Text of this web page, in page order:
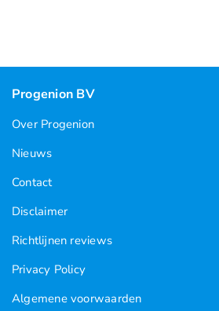
Progenion BV
Over Progenion
Nieuws
Contact
Disclaimer
Richtlijnen reviews
Privacy Policy
Algemene voorwaarden